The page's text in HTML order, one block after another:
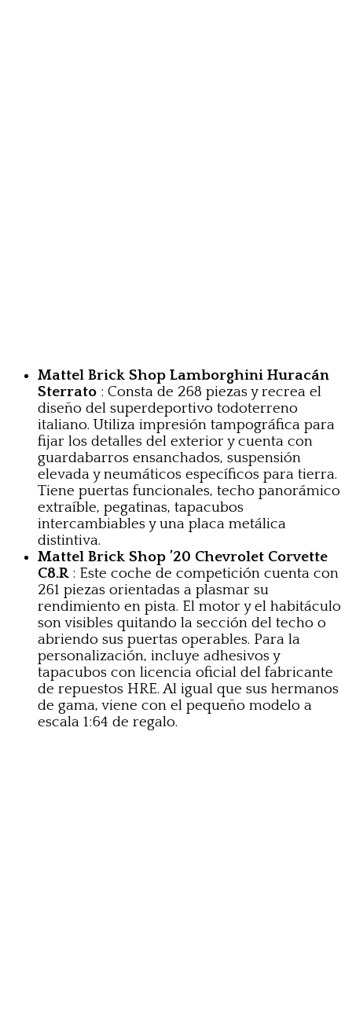
Mattel Brick Shop Lamborghini Huracán
Sterrato : Consta de 268 piezas y recrea el
diseño del superdeportivo todoterreno
italiano. Utiliza impresión tampográfica para
fijar los detalles del exterior y cuenta con
guardabarros ensanchados, suspensión
elevada y neumáticos específicos para tierra.
Tiene puertas funcionales, techo panorámico
extraíble, pegatinas, tapacubos
intercambiables y una placa metálica
distintiva.
Mattel Brick Shop ’20 Chevrolet Corvette
C8.R: Este coche de competición cuenta con
261 piezas orientadas a plasmar su
rendimiento en pista. El motor y el habitáculo
son visibles quitando la sección del techo o
abriendo sus puertas operables. Para la
personalización, incluye adhesivos y
tapacubos con licencia oficial del fabricante
de repuestos HRE. Al igual que sus hermanos
de gama, viene con el pequeño modelo a
escala 1:64 de regalo.